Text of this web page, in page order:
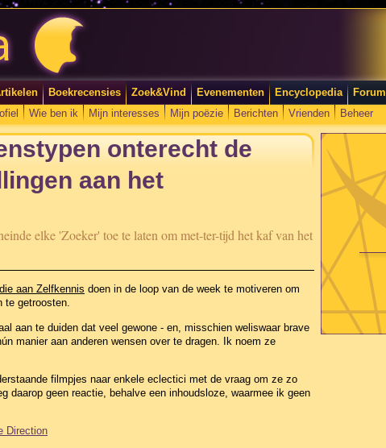
Boekrecensies Zoek&Vind Evenementen Encyclopedia Forum
Wie ben ik Mijn interesses Mijn poëzie Berichten Vrienden Beheer
onterecht de
aan het
elke 'Zoeker' toe te laten om met-ter-tijd het kaf van het
aan Zelfkennis doen in de loop van de week te motiveren om
te getroosten.
aan te duiden dat veel gewone - en, misschien weliswaar brave
manier aan anderen wensen over te dragen. Ik noem ze
filmpjes naar enkele eclectici met de vraag om ze zo
daarop geen reactie, behalve een inhoudsloze, waarmee ik geen
Direction